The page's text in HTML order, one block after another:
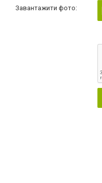
Завантажити фото: